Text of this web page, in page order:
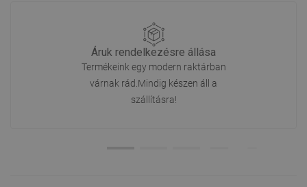
Áruk rendelkezésre állása
Termékeink egy modern raktárban
várnak rád.Mindig készen áll a
szállításra!